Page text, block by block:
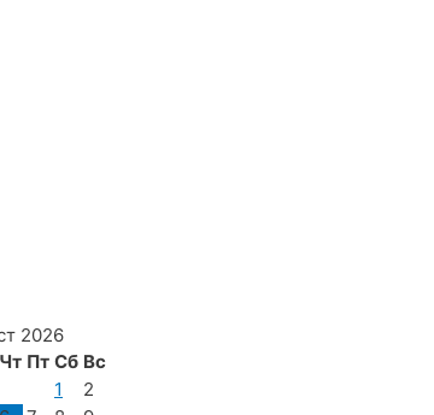
2026
Чт Пт Сб Вс
1
2